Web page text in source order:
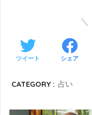
ツイート シェア
CATEGORY : 占い